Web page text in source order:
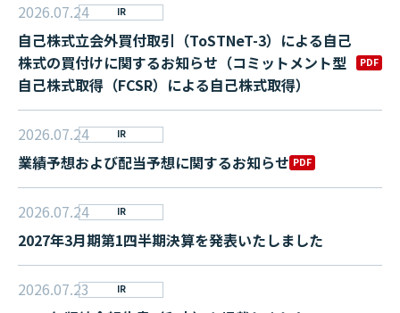
2026.07.24 IR
自己株式立会外買付取引（ToSTNeT-3）による自己
株式の買付けに関するお知らせ（コミットメント型
自己株式取得（FCSR）による自己株式取得）
PDF
2026.07.24 IR
業績予想および配当予想に関するお知らせ PDF
2026.07.24 IR
2027年3月期第1四半期決算を発表いたしました
2026.07.23 IR